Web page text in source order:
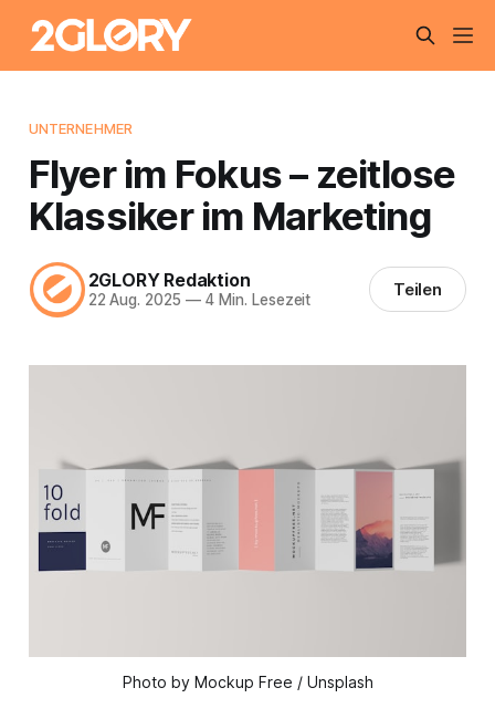
UNTERNEHMER
Flyer im Fokus – zeitlose
Klassiker im Marketing
2GLORY Redaktion
22 Aug. 2025 —4 Min. Lesezeit Teilen
Photo by Mockup Free / Unsplash